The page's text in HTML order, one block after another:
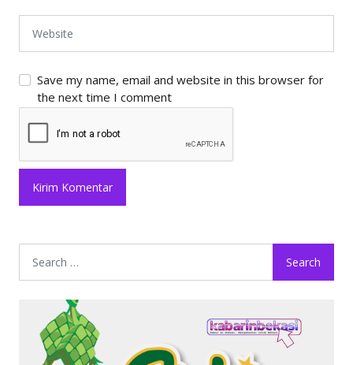
Save my name, email and website in this browser for
the next time I comment